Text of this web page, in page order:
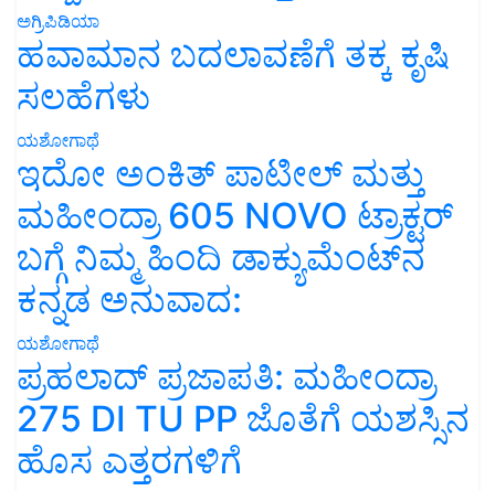
ಅಗ್ರಿಪಿಡಿಯಾ
ಹವಾಮಾನ ಬದಲಾವಣೆಗೆ ತಕ್ಕ ಕೃಷಿ
ಸಲಹೆಗಳು
ಯಶೋಗಾಥೆ
ಇದೋ ಅಂಕಿತ್ ಪಾಟೀಲ್ ಮತ್ತು
ಮಹೀಂದ್ರಾ 605 NOVO ಟ್ರಾಕ್ಟರ್
ಬಗ್ಗೆ ನಿಮ್ಮ ಹಿಂದಿ ಡಾಕ್ಯುಮೆಂಟ್‌ನ
ಕನ್ನಡ ಅನುವಾದ:
ಯಶೋಗಾಥೆ
ಪ್ರಹಲಾದ್ ಪ್ರಜಾಪತಿ: ಮಹೀಂದ್ರಾ
275 DI TU PP ಜೊತೆಗೆ ಯಶಸ್ಸಿನ
ಹೊಸ ಎತ್ತರಗಳಿಗೆ